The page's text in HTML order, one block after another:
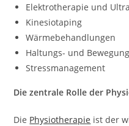
Elektrotherapie und
Kinesiotaping
Wärmebehandlungen
Haltungs- und
Stressmanagement
Die zentrale Rolle der
Die Physiotherapie ist der